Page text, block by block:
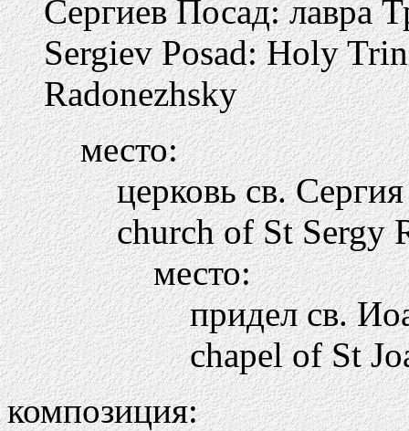
Сергиев Посад: лавра
Sergiev Posad: Holy
Radonezhsky
место:
церковь св.
church of St Sergy
место:
придел св.
chapel of St
композиция: